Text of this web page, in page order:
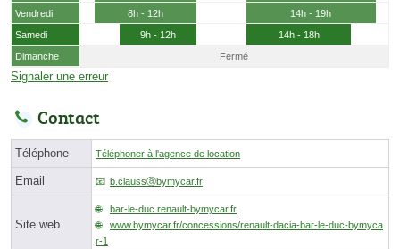
Vendredi
8h - 12h
14h - 19h
Samedi
9h - 12h
14h - 18h
Dimanche
Fermé
Signaler une erreur
Contact
Téléphone Téléphoner à l'agence de location
Email b.claussⓐbymycar.fr
Site web
bar-le-duc.renault-bymycar.fr
www.bymycar.fr/concessions/renault-dacia-bar-le-duc-bymyca
r-1